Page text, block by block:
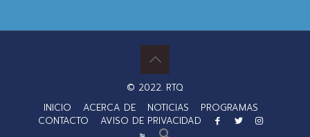
© 2022. RTQ
INICIO
ACERCA DE NOTICIAS
PROGRAMAS
CONTACTO
AVISO DE PRIVACIDAD